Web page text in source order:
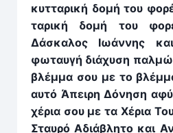
κυτ­ταρική δομή του
ταρική δομή του
Δάσκαλος Ιωάν­νης
φωταυγή διάχυση
βλέμ­μα σου με το
αυτό Άπειρη Δόνηση
χέρια σου με τα Χέρια
Σταυρό Αδιάβλητο και